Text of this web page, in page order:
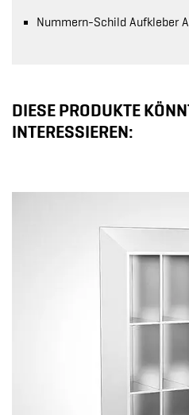
Nummern-Schild Aufkleber
DIESE PRODUKTE
INTERESSIEREN: